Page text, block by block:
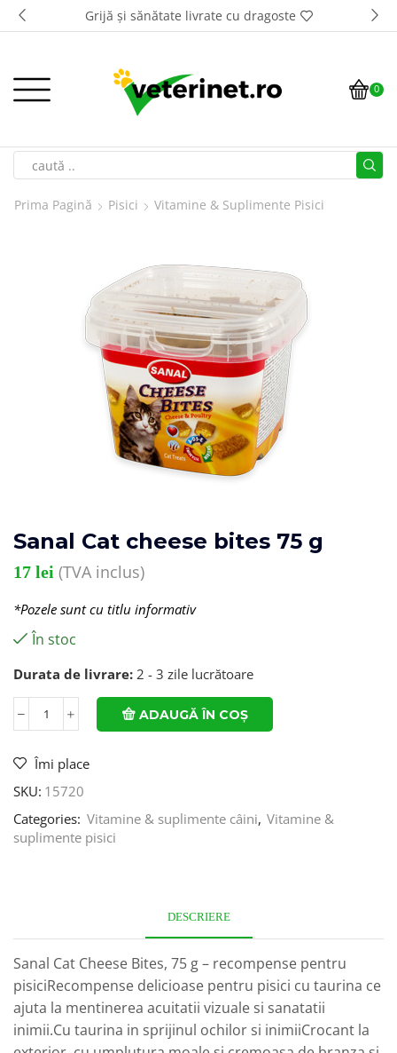
Grijă și sănătate livrate cu dragoste
0
Prima Pagină Pisici Vitamine & Suplimente Pisici
Sanal Cat cheese bites 75 g
17 lei (TVA inclus)
*Pozele sunt cu titlu informativ
În stoc
Durata de livrare: 2 - 3 zile lucrătoare
ADAUGĂ ÎN COȘ
Îmi place
SKU: 15720
Categories: Vitamine & suplimente câini, Vitamine &
suplimente pisici
DESCRIERE
Sanal Cat Cheese Bites, 75 g – recompense pentru
pisiciRecompense delicioase pentru pisici cu taurina ce
ajuta la mentinerea acuitatii vizuale si sanatatii
inimii.Cu taurina in sprijinul ochilor si inimiiCrocant la